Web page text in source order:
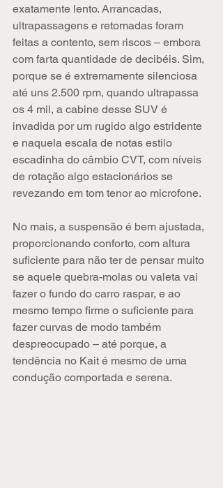
exatamente lento. Arrancadas,
ultrapassagens e retomadas foram
feitas a contento, sem riscos – embora
com farta quantidade de decibéis. Sim,
porque se é extremamente silenciosa
até uns 2.500 rpm, quando ultrapassa
os 4 mil, a cabine desse SUV é
invadida por um rugido algo estridente
e naquela escala de notas estilo
escadinha do câmbio CVT, com níveis
de rotação algo estacionários se
revezando em tom tenor ao microfone.
No mais, a suspensão é bem ajustada,
proporcionando conforto, com altura
suficiente para não ter de pensar muito
se aquele quebra-molas ou valeta vai
fazer o fundo do carro raspar, e ao
mesmo tempo firme o suficiente para
fazer curvas de modo também
despreocupado – até porque, a
tendência no Kait é mesmo de uma
condução comportada e serena.